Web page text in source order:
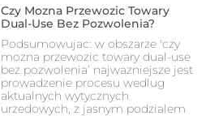
Czy Mozna Przewozic Towary
Dual-Use Bez Pozwolenia?
Podsumowujac: w obszarze 'czy
mozna przewozic towary dual-use
bez pozwolenia’ najwazniejsze jest
prowadzenie procesu wedlug
aktualnych wytycznych
urzedowych, z jasnym podzialem